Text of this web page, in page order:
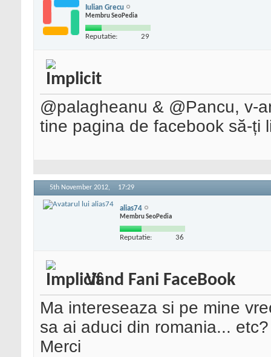
Iulian Grecu
Membru SeoPedia
Reputatie: 29
@palagheanu & @Pancu, v-
tine pagina de facebook să-ți
5th November 2012, 17:29
alias74
Membru SeoPedia
Reputatie: 36
Vând Fani FaceBook
Ma intereseaza si pe mine
sa ai aduci din romania... etc?
Merci